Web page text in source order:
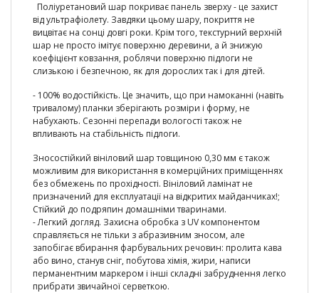
Поліуретановий шар покриває панель зверху - це захист
від ультрафіолету. Завдяки цьому шару, покриття не
вицвітає на сонці довгі роки. Крім того, текстурний верхній
шар не просто імітує поверхню деревини, а й знижую
коефіцієнт ковзання, роблячи поверхню підлоги не
слизькою і безпечною, як для дорослих так і для дітей.
- 100% водостійкість. Це значить, що при намоканні (навіть
тривалому) планки зберігають розміри і форму, не
набухають. Сезонні перепади вологості також не
впливають на стабільність підлоги.
Зносостійкий вініловий шар товщиною 0,30 мм є також
можливим для використання в комерційних приміщеннях
без обмежень по прохідності. Вініловий ламінат не
призначений для експлуатації на відкритих майданчиках!;
Стійкий до подряпин домашніми тваринами.
- Легкий догляд. Захисна обробка з UV компонентом
справляється не тільки з абразивним зносом, але
запобігає вбирання фарбувальних речовин: пролита кава
або вино, станув сніг, побутова хімія, жири, написи
перманентним маркером і інші складні забруднення легко
прибрати звичайної серветкою.